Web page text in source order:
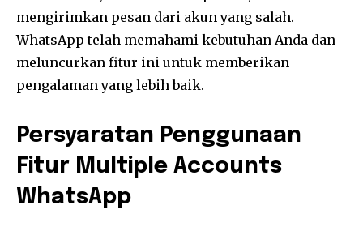
mengirimkan pesan dari akun yang salah.
WhatsApp telah memahami kebutuhan Anda dan
meluncurkan fitur ini untuk memberikan
pengalaman yang lebih baik.
Persyaratan Penggunaan
Fitur Multiple Accounts
WhatsApp